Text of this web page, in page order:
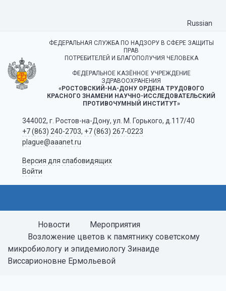
Russian
ФЕДЕРАЛЬНАЯ СЛУЖБА ПО НАДЗОРУ В СФЕРЕ ЗАЩИТЫ
ПРАВ
ПОТРЕБИТЕЛЕЙ И БЛАГОПОЛУЧИЯ ЧЕЛОВЕКА
ФЕДЕРАЛЬНОЕ КАЗЁННОЕ УЧРЕЖДЕНИЕ
ЗДРАВООХРАНЕНИЯ
«РОСТОВСКИЙ-НА-ДОНУ ОРДЕНА ТРУДОВОГО
КРАСНОГО ЗНАМЕНИ НАУЧНО-ИССЛЕДОВАТЕЛЬСКИЙ
ПРОТИВОЧУМНЫЙ ИНСТИТУТ»
344002, г. Ростов-на-Дону, ул. М. Горького, д.117/40
+7 (863) 240-2703, +7 (863) 267-0223
plague@aaanet.ru
Версия для слабовидящих
Войти
Новости
Мероприятия
Возложение цветов к памятнику советскому
микробиологу и эпидемиологу Зинаиде
Виссарионовне Ермольевой